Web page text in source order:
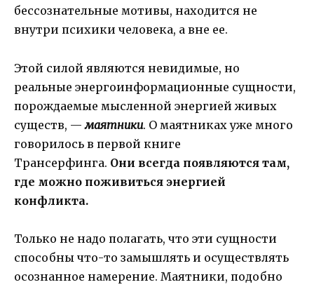
бессознательные мотивы, находится не
внутри психики человека, а вне ее.
Этой силой являются невидимые, но
реальные энергоинформационные сущности,
порождаемые мысленной энергией живых
существ, —маятники. О маятниках уже много
говорилось в первой книге
Трансерфинга. Они всегда появляются там,
где можно поживиться энергией
конфликта.
Только не надо полагать, что эти сущности
способны что-то замышлять и осуществлять
осознанное намерение. Маятники, подобно